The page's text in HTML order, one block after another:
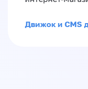
Движок и CMS